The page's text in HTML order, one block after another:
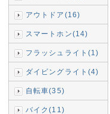
アウトドア(16)
スマートホン(14)
フラッシュライト(1)
ダイビングライト(4)
自転車(35)
バイク(11)